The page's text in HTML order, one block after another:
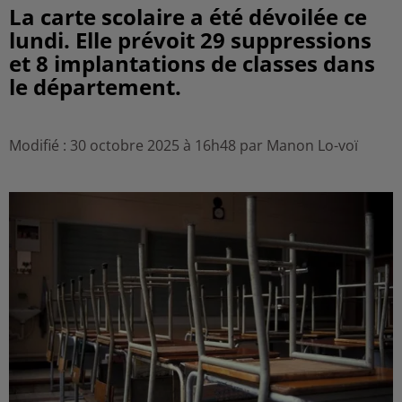
La carte scolaire a été dévoilée ce
lundi. Elle prévoit 29 suppressions
et 8 implantations de classes dans
le département.
Modifié : 30 octobre 2025 à 16h48 par Manon Lo-voï